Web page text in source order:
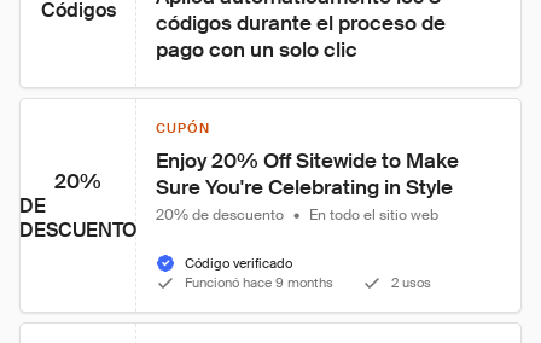
Códigos
códigos durante el proceso de
pago con un solo clic
20%
DE
DESCUENTO
CUPÓN
Enjoy 20% Off Sitewide to Make
Sure You're Celebrating in Style
20% de descuento • En todo el sitio web
Código verificado
Funcionó hace 9 months
2 usos